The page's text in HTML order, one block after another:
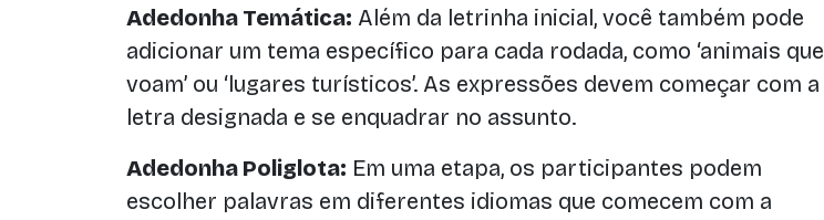
Adedonha Temática: Além da letrinha inicial, você também pode
adicionar um tema específico para cada rodada, como ‘animais que
voam’ ou ‘lugares turísticos’. As expressões devem começar com a
letra designada e se enquadrar no assunto.
Adedonha Poliglota: Em uma etapa, os participantes podem
escolher palavras em diferentes idiomas que comecem com a